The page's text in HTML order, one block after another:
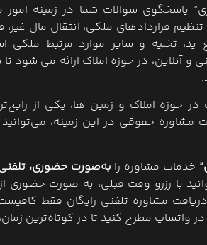
پاسخگوی سوالات شما در زمینه امور
تنظیم قراردادهای ملکی، انتقال مال
ید، تخلیه و سایر موارد مرتبط ملکی
آنلاین، در حوزه املاک ارائه می شود تا
در حوزه املاک و زمین ها، یکی از
مشاوره حقوقی در این زمینه، می‌توانید
خدمات مشاوره را به‌صورت حضوری،
با رزرو وقت قبلی، به صورت حضوری
مشاوره تلفنی رایگان فقط
واتساپ مطرح کنید تا در کوتاه‌ترین